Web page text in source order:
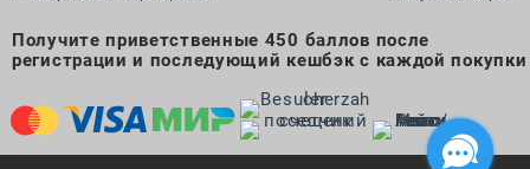
Получите приветственные 450 баллов после
регистрации и последующий кешбэк с каждой покупки